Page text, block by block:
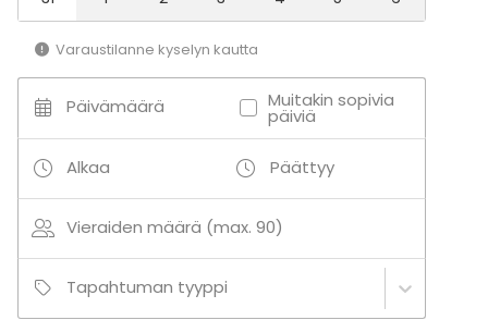
Varaustilanne kyselyn kautta
Päivämäärä Muitakin sopivia
päiviä
Alkaa Päättyy
Vieraiden määrä (max. 90)
Tapahtuman tyyppi